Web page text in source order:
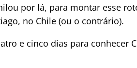
por lá, para montar esse
no Chile (ou o contrário).
e cinco dias para conhecer